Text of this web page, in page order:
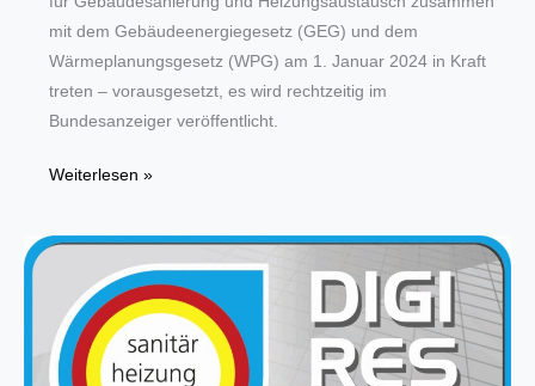
mit dem Gebäudeenergiegesetz (GEG) und dem
Wärmeplanungsgesetz (WPG) am 1. Januar 2024 in Kraft
treten – vorausgesetzt, es wird rechtzeitig im
Bundesanzeiger veröffentlicht.
Bundesförderung
effiziente
Einzelmaßnahmen
beschlossen
Weiterlesen »